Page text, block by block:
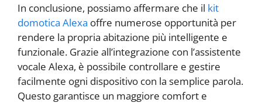
In conclusione, possiamo affermare che il kit
domotica Alexa offre numerose opportunità per
rendere la propria abitazione più intelligente e
funzionale. Grazie all’integrazione con l’assistente
vocale Alexa, è possibile controllare e gestire
facilmente ogni dispositivo con la semplice parola.
Questo garantisce un maggiore comfort e